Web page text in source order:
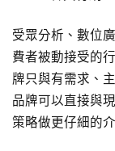
受眾分析、數位
費者被動接受的
牌只與有需求、
品牌可以直接與
策略做更仔細的介